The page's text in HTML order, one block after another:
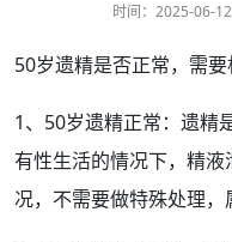
时间： 2025-06-12
50岁遗精是否正常，需要
1、50岁遗精正常：遗精
有性生活的情况下， 精液
况，不需要做特殊处理，